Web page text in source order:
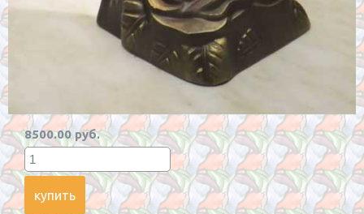
8500.00 руб.